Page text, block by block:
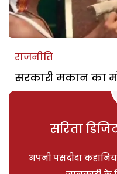
राजनीति
सरकारी मकान का
सरिता
अपनी पसंदीदा